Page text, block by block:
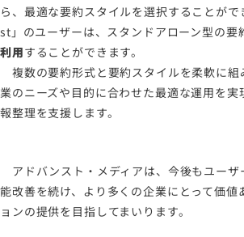
ら、最適な要約スタイルを選択することが
st」のユーザーは、スタンドアローン型の要
利用することができます。
複数の要約形式と要約スタイルを柔軟に組
業のニーズや目的に合わせた最適な運用を
報整理を支援します。
アドバンスト・メディアは、今後もユーザ
能改善を続け、より多くの企業にとって価値
ョンの提供を目指してまいります。